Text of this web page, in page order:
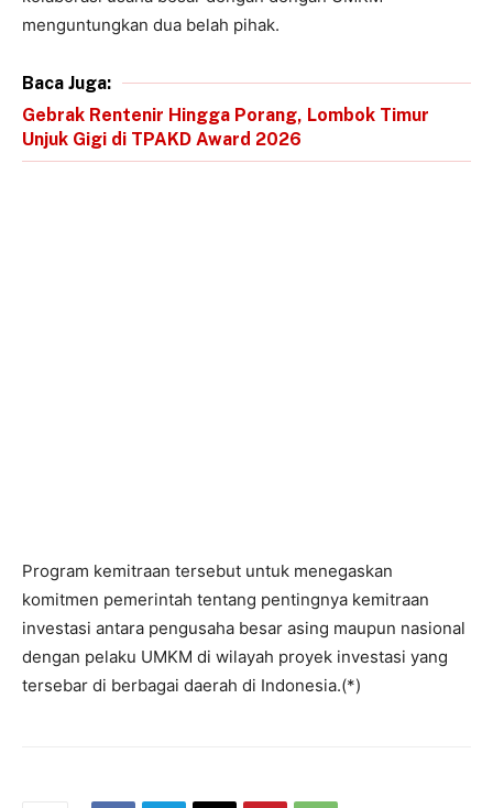
menguntungkan dua belah pihak.
Baca Juga:
Gebrak Rentenir Hingga Porang, Lombok Timur
Unjuk Gigi di TPAKD Award 2026
Program kemitraan tersebut untuk menegaskan
komitmen pemerintah tentang pentingnya kemitraan
investasi antara pengusaha besar asing maupun nasional
dengan pelaku UMKM di wilayah proyek investasi yang
tersebar di berbagai daerah di Indonesia.(*)